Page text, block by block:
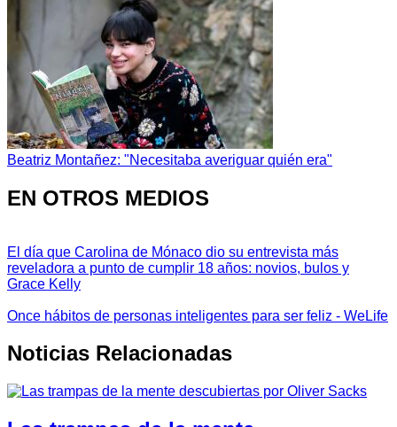
Beatriz Montañez: "Necesitaba averiguar quién era"
EN OTROS MEDIOS
El día que Carolina de Mónaco dio su entrevista más
reveladora a punto de cumplir 18 años: novios, bulos y
Grace Kelly
Once hábitos de personas inteligentes para ser feliz - WeLife
Noticias Relacionadas